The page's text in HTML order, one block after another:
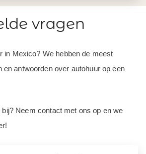
vragen
in Mexico? We hebben de meest
en antwoorden over autohuur op een
Neem contact met ons op en we